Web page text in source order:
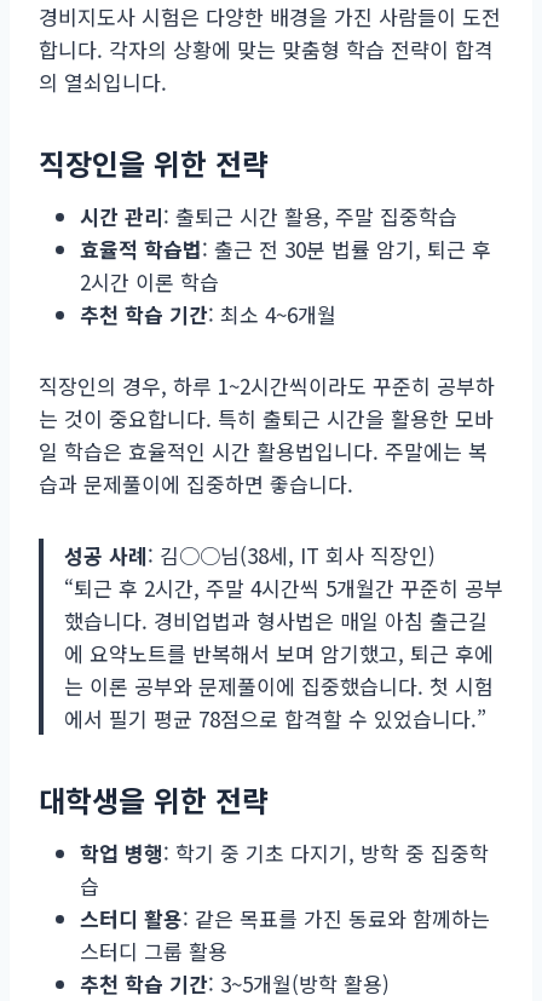
경비지도사 시험은 다양한 배경을 가진 사람들이 도전
합니다. 각자의 상황에 맞는 맞춤형 학습 전략이 합격
의 열쇠입니다.
직장인을 위한 전략
시간 관리: 출퇴근 시간 활용, 주말 집중학습
효율적 학습법: 출근 전 30분 법률 암기, 퇴근 후
2시간 이론 학습
추천 학습 기간: 최소 4~6개월
직장인의 경우, 하루 1~2시간씩이라도 꾸준히 공부하
는 것이 중요합니다. 특히 출퇴근 시간을 활용한 모바
일 학습은 효율적인 시간 활용법입니다. 주말에는 복
습과 문제풀이에 집중하면 좋습니다.
성공 사례: 김○○님(38세, IT 회사 직장인)
“퇴근 후 2시간, 주말 4시간씩 5개월간 꾸준히 공부
했습니다. 경비업법과 형사법은 매일 아침 출근길
에 요약노트를 반복해서 보며 암기했고, 퇴근 후에
는 이론 공부와 문제풀이에 집중했습니다. 첫 시험
에서 필기 평균 78점으로 합격할 수 있었습니다.”
대학생을 위한 전략
학업 병행: 학기 중 기초 다지기, 방학 중 집중학
습
스터디 활용: 같은 목표를 가진 동료와 함께하는
스터디 그룹 활용
추천 학습 기간: 3~5개월(방학 활용)